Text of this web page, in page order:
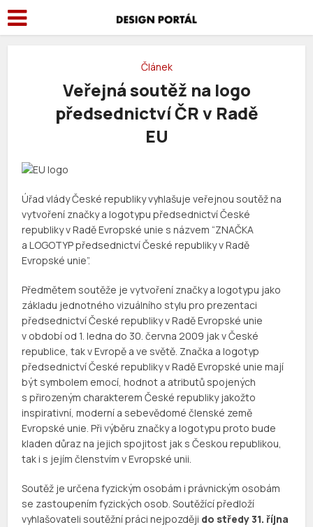
Článek
Veřejná soutěž na logo
předsednictví ČR v Radě
EU
Úřad vlády České republiky vyhlašuje veřejnou soutěž na
vytvoření značky a logotypu předsednictví České
republiky v Radě Evropské unie s názvem “ZNAČKA
a LOGOTYP předsednictví České republiky v Radě
Evropské unie”.
Předmětem soutěže je vytvoření značky a logotypu jako
základu jednotného vizuálního stylu pro prezentaci
předsednictví České republiky v Radě Evropské unie
v období od 1. ledna do 30. června 2009 jak v České
republice, tak v Evropě a ve světě. Značka a logotyp
předsednictví České republiky v Radě Evropské unie mají
být symbolem emocí, hodnot a atributů spojených
s přirozeným charakterem České republiky jakožto
inspirativní, moderní a sebevědomé členské země
Evropské unie. Při výběru značky a logotypu proto bude
kladen důraz na jejich spojitost jak s Českou republikou,
tak i s jejím členstvím v Evropské unii.
Soutěž je určena fyzickým osobám i právnickým osobám
se zastoupením fyzických osob. Soutěžící předloží
vyhlašovateli soutěžní práci nejpozději do středy 31. října